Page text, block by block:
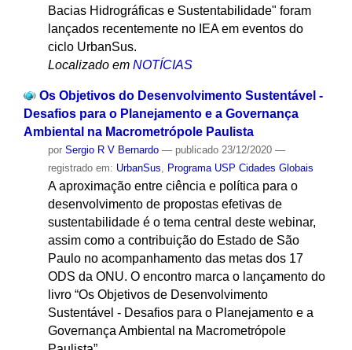
Bacias Hidrográficas e Sustentabilidade" foram
lançados recentemente no IEA em eventos do
ciclo UrbanSus.
Localizado em NOTÍCIAS
Os Objetivos do Desenvolvimento Sustentável -
Desafios para o Planejamento e a Governança
Ambiental na Macrometrópole Paulista
por Sergio R V Bernardo — publicado23/12/2020 —
registrado em: UrbanSus Programa USP Cidades Globais
A aproximação entre ciência e política para o
desenvolvimento de propostas efetivas de
sustentabilidade é o tema central deste webinar,
assim como a contribuição do Estado de São
Paulo no acompanhamento das metas dos 17
ODS da ONU. O encontro marca o lançamento do
livro “Os Objetivos de Desenvolvimento
Sustentável - Desafios para o Planejamento e a
Governança Ambiental na Macrometrópole